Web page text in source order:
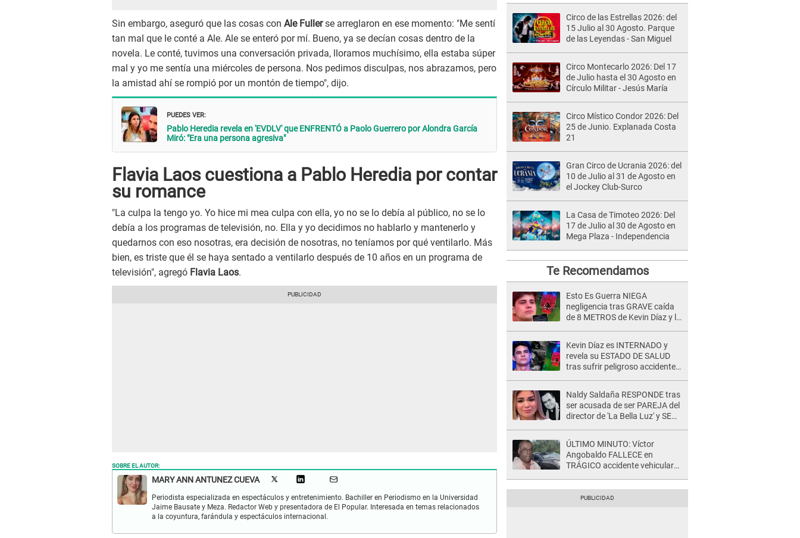
Sin embargo, aseguró que las cosas con Ale Fullerse arreglaron en ese momento: "Me sentí
tan mal que le conté a Ale. Ale se enteró por mí. Bueno, ya se decían cosas dentro de la
novela. Le conté, tuvimos una conversación privada, lloramos muchísimo, ella estaba súper
mal y yo me sentía una miércoles de persona. Nos pedimos disculpas, nos abrazamos, pero
la amistad ahí se rompió por un montón de tiempo", dijo.
PUEDES VER:
Pablo Heredia revela en 'EVDLV' que ENFRENTÓ a Paolo Guerrero por Alondra García
Miró: "Era una persona agresiva"
Flavia Laos cuestiona a Pablo Heredia por contar
su romance
"La culpa la tengo yo. Yo hice mi mea culpa con ella, yo no se lo debía al público, no se lo
debía a los programas de televisión, no. Ella y yo decidimos no hablarlo y mantenerlo y
quedarnos con eso nosotras, era decisión de nosotras, no teníamos por qué ventilarlo. Más
bien, es triste que él se haya sentado a ventilarlo después de 10 años en un programa de
televisión", agregó Flavia Laos.
SOBRE EL AUTOR:
MARY ANN ANTUNEZ CUEVA
Periodista especializada en espectáculos y entretenimiento. Bachiller en Periodismo en la Universidad
Jaime Bausate y Meza. Redactor Web y presentadora de El Popular. Interesada en temas relacionados
a la coyuntura, farándula y espectáculos internacional.
Circo de las Estrellas 2026: del
15 Julio al 30 Agosto. Parque
de las Leyendas - San Miguel
Circo Montecarlo 2026: Del 17
de Julio hasta el 30 Agosto en
Círculo Militar - Jesús María
Circo Místico Condor 2026: Del
25 de Junio. Explanada Costa
21
Gran Circo de Ucrania 2026: del
10 de Julio al 31 de Agosto en
el Jockey Club-Surco
La Casa de Timoteo 2026: Del
17 de Julio al 30 de Agosto en
Mega Plaza - Independencia
Te Recomendamos
Esto Es Guerra NIEGA
negligencia tras GRAVE caída
de 8 METROS de Kevin Díaz y lo
Kevin Díaz es INTERNADO y
revela su ESTADO DE SALUD
tras sufrir peligroso accidente
Naldy Saldaña RESPONDE tras
ser acusada de ser PAREJA del
director de 'La Bella Luz' y SE
evidente..."
ÚLTIMO MINUTO: Víctor
Angobaldo FALLECE en
TRÁGICO accidente vehicular